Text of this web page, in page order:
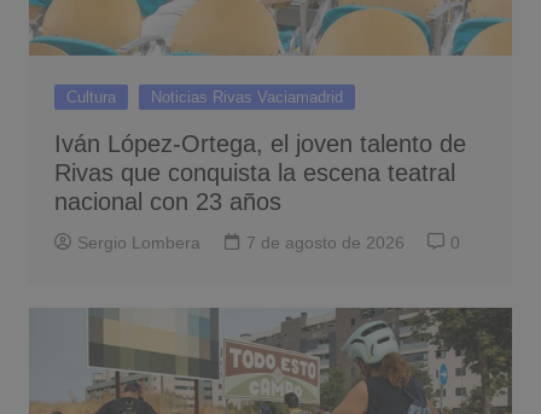
Cultura Noticias Rivas Vaciamadrid
Iván López-Ortega, el joven talento de
Rivas que conquista la escena teatral
nacional con 23 años
Sergio Lombera 7 de agosto de 2026 0